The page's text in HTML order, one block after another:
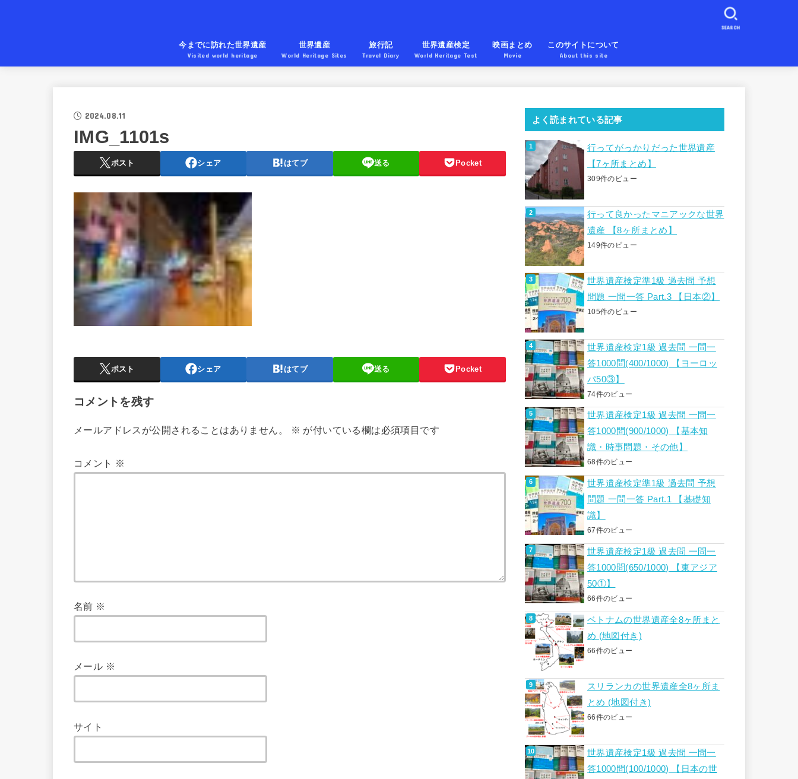
今までに訪れた世界遺産
Visited world heritage
世界遺産
World Heritage Sites
旅行記
Travel Diary
世界遺産検定
World Heritage Test
映画まとめ
Movie
このサイトについて
About this site
SEARCH
2024.08.11
IMG_1101s
ポスト シェア はてブ 送る Pocket
ポスト シェア はてブ 送る Pocket
コメントを残す
メールアドレスが公開されることはありません。 ※ が付いている欄は必須項目です
コメント ※
名前 ※
メール ※
サイト
よく読まれている記事
行ってがっかりだった世界遺産
【7ヶ所まとめ】
309件のビュー
行って良かったマニアックな世界
遺産 【8ヶ所まとめ】
149件のビュー
世界遺産検定準1級 過去問 予想
問題 一問一答 Part.3 【日本②】
105件のビュー
世界遺産検定1級 過去問 一問一
答1000問(400/1000) 【ヨーロッ
パ50③】
74件のビュー
世界遺産検定1級 過去問 一問一
答1000問(900/1000) 【基本知
識・時事問題・その他】
68件のビュー
世界遺産検定準1級 過去問 予想
問題 一問一答 Part.1 【基礎知
識】
67件のビュー
世界遺産検定1級 過去問 一問一
答1000問(650/1000) 【東アジア
50①】
66件のビュー
ベトナムの世界遺産全8ヶ所まと
め (地図付き)
66件のビュー
スリランカの世界遺産全8ヶ所ま
とめ (地図付き)
66件のビュー
世界遺産検定1級 過去問 一問一
答1000問(100/1000) 【日本の世